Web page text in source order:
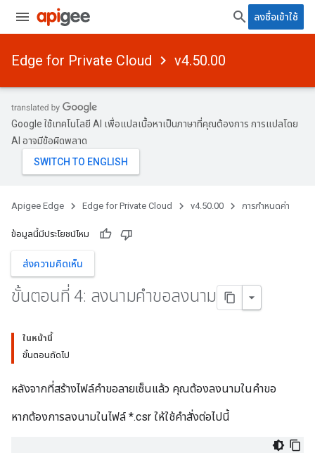
ลงชื่อเข้าใช้
Edge for Private Cloud v4.50.00
Google ใช้เทคโนโลยี AI เพื่อแปลเนื้อหาเป็นภาษาที่คุณต้องการ การแปลโดย
AI อาจมีข้อผิดพลาด
Apigee Edge Edge for Private Cloud v4.50.00 การกำหนดค่า
ข้อมูลนี้มีประโยชน์ไหม
ส่งความคิดเห็น
ขั้นตอนที่ 4: ลงนามคําขอลงนาม
ในหน้านี้
ขั้นตอนถัดไป
หลังจากที่สร้างไฟล์คำขอลายเซ็นแล้ว คุณต้องลงนามในคำขอ
หากต้องการลงนามในไฟล์ *.csr ให้ใช้คำสั่งต่อไปนี้